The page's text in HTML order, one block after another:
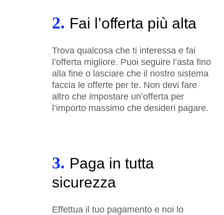
2. Fai l’offerta più alta
Trova qualcosa che ti interessa e fai
l’offerta migliore. Puoi seguire l’asta fino
alla fine o lasciare che il nostro sistema
faccia le offerte per te. Non devi fare
altro che impostare un’offerta per
l’importo massimo che desideri pagare.
3. Paga in tutta
sicurezza
Effettua il tuo pagamento e noi lo